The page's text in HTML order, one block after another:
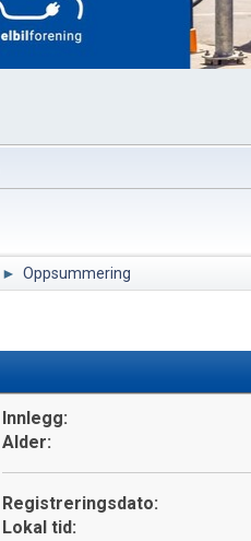
► Oppsummering
Innlegg:
Alder:
Registreringsdato:
Lokal tid: